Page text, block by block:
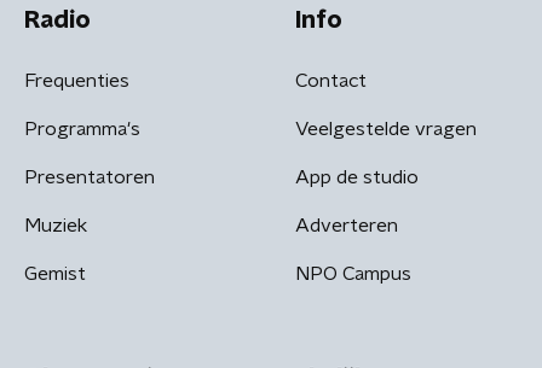
Radio
Frequenties
Programma's
Presentatoren
Muziek
Gemist
Info
Contact
Veelgestelde vragen
App de studio
Adverteren
NPO Campus